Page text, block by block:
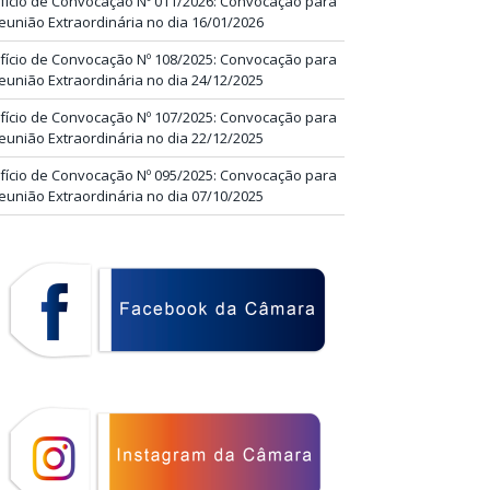
Extraordinária no dia 16/01/2026
de Convocação Nº 108/2025: Convocação para
Extraordinária no dia 24/12/2025
de Convocação Nº 107/2025: Convocação para
Extraordinária no dia 22/12/2025
de Convocação Nº 095/2025: Convocação para
Extraordinária no dia 07/10/2025